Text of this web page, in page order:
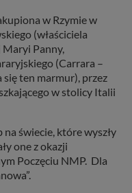
w Rzymie w
(właściciela
Panny,
(Carrara –
ten marmur), przez
w stolicy Italii
świecie, które wyszły
one z okazji
Poczęciu NMP. Dla